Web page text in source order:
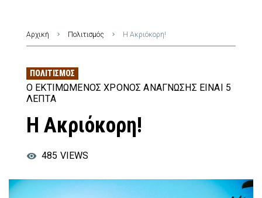
Αρχική Πολιτισμός Η Ακριόκορη!
ΠΟΛΙΤΙΣΜΌΣ
Ο ΕΚΤΙΜΏΜΕΝΟΣ ΧΡΌΝΟΣ ΑΝΆΓΝΩΣΗΣ ΕΊΝΑΙ 5
ΛΕΠΤΆ
Η Ακριόκορη!
485 VIEWS